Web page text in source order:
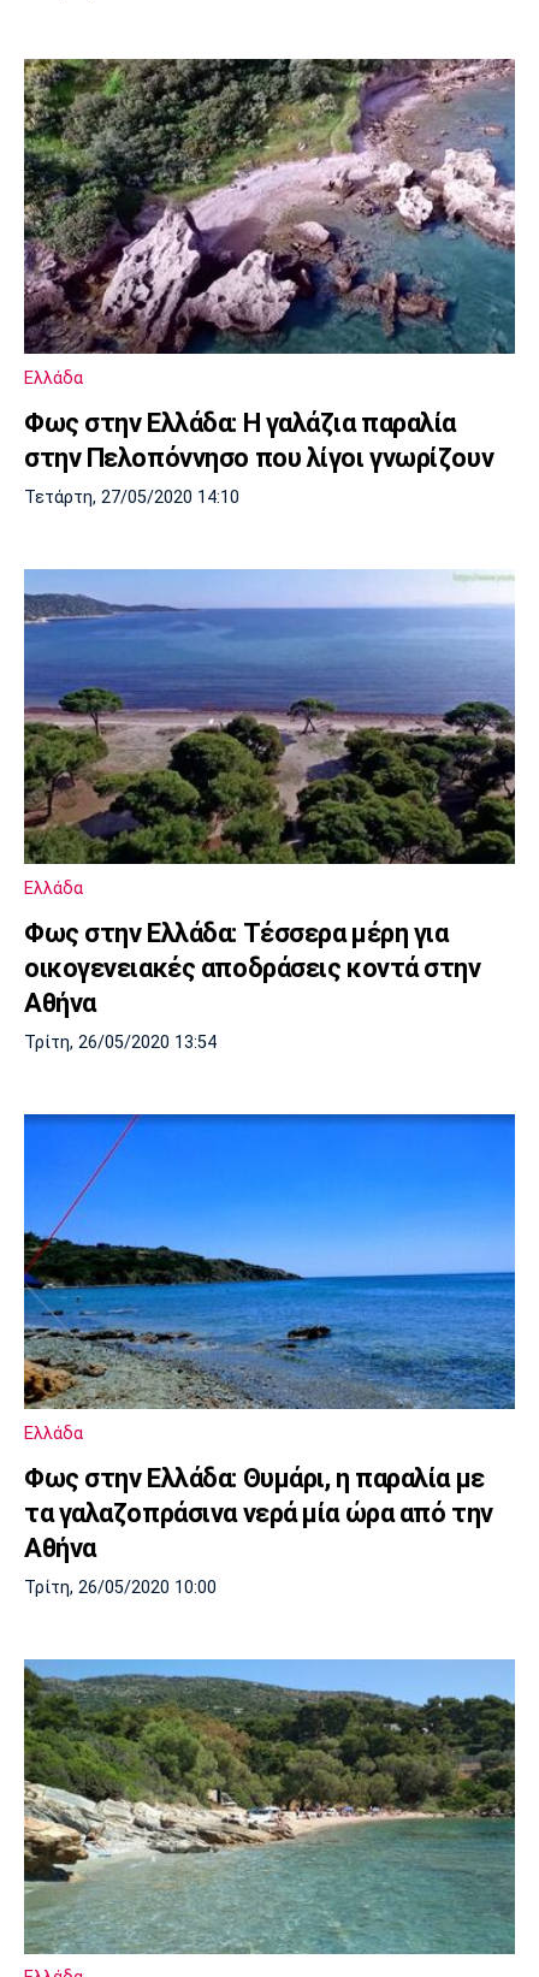
Ελλάδα
Φως στην Ελλάδα: Η γαλάζια παραλία
στην Πελοπόννησο που λίγοι γνωρίζουν
Τετάρτη, 27/05/2020 14:10
Ελλάδα
Φως στην Ελλάδα: Τέσσερα μέρη για
οικογενειακές αποδράσεις κοντά στην
Αθήνα
Τρίτη, 26/05/2020 13:54
Ελλάδα
Φως στην Ελλάδα: Θυμάρι, η παραλία με
τα γαλαζοπράσινα νερά μία ώρα από την
Αθήνα
Τρίτη, 26/05/2020 10:00